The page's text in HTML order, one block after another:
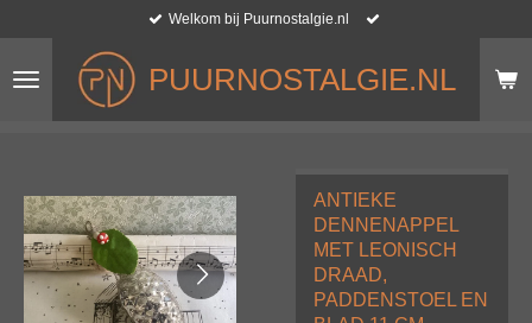
naar
hoofdinhoud
PUURNOSTALGIE.NL
Welkom bij Puurnostalgie.nl
ANTIEKE
DENNENAPPEL
MET LEONISCH
DRAAD,
PADDENSTOEL EN